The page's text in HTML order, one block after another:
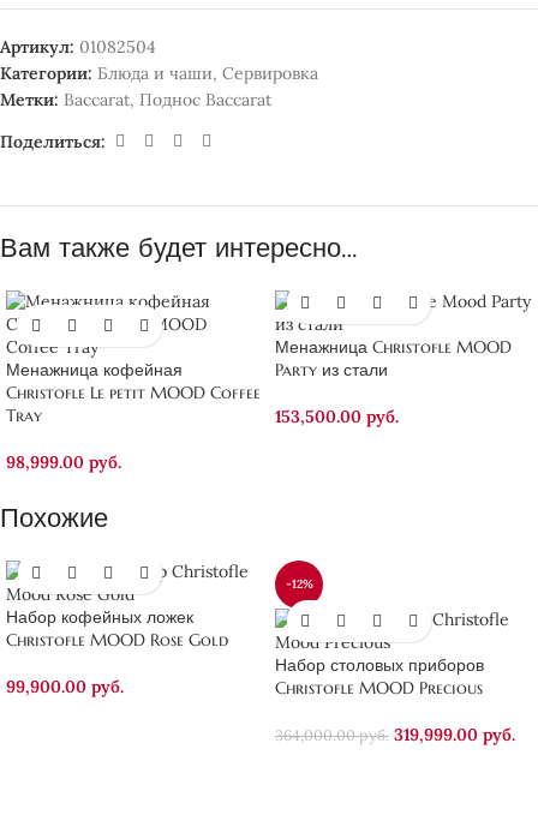
Артикул: 01082504
Категории: Блюда и чаши, Сервировка
Метки: Baccarat, Поднос Baccarat
Поделиться:
Вам также будет интересно…
Менажница кофейная
Christofle Le petit MOOD Coffee
Tray
98,999.00 руб.
Менажница Christofle MOOD
Party из стали
153,500.00 руб.
Похожие
Набор кофейных ложек
Christofle MOOD Rose Gold
99,900.00 руб.
-12%
Набор столовых приборов
Christofle MOOD Precious
364,000.00руб. 319,999.00 руб.